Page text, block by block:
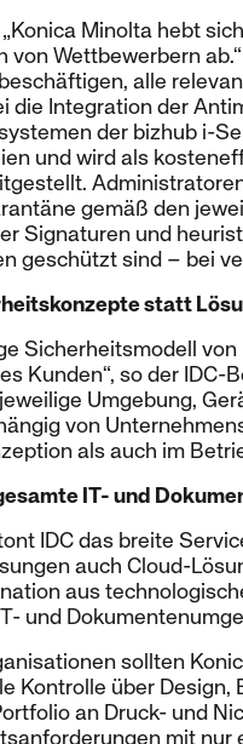
Minolta hebt
von Wettbewerbern
alle
die Integration der
der bizhub i-
und wird als
gemäß den
Signaturen und
geschützt sind – bei
statt
Sicherheitsmodell
Kunden“, so der
Umgebung,
von
als auch im
IT- und
IDC das breite
auch Cloud-
aus
und
sollten
Kontrolle über
an Druck- und
mit nur